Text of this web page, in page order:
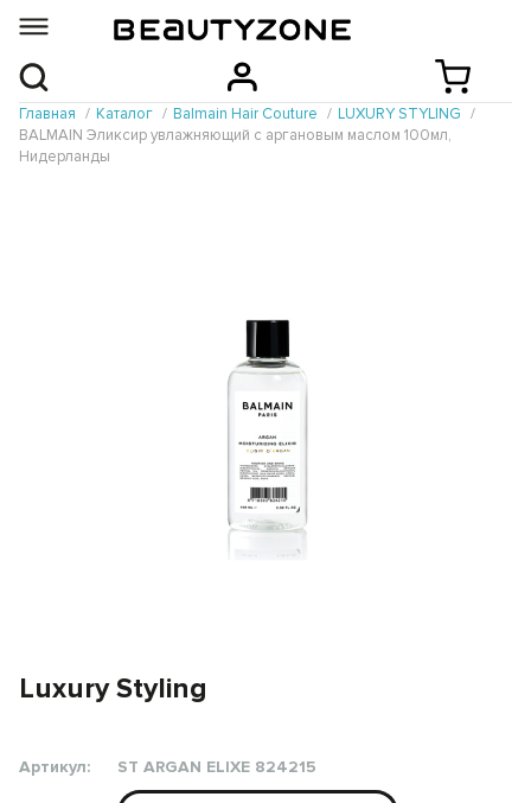
Главная Каталог Balmain Hair Couture
LUXURY STYLING
BALMAIN Эликсир увлажняющий с аргановым маслом 100мл,
Нидерланды
Luxury Styling
Артикул: ST ARGAN ELIXE 824215